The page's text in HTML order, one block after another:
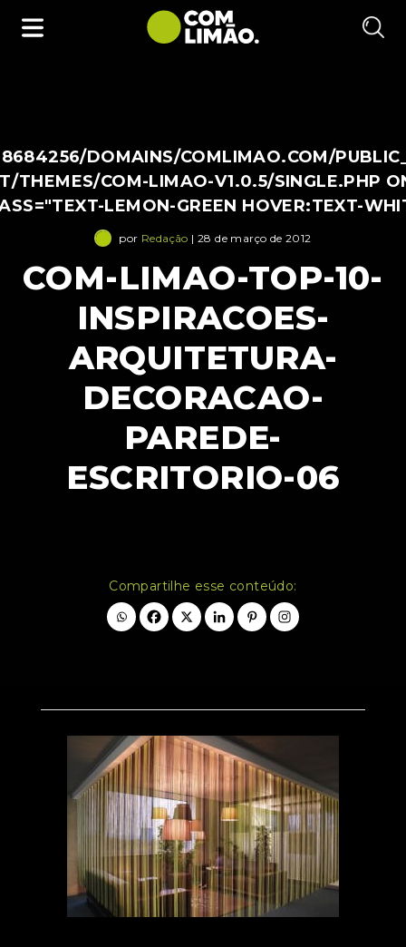
DOMAINS/COMLIMAO.COM/
THEMES/COM-LIMAO-V1.0.5/SINGLE.PHP
LEMON-GREEN HOVER:TEXT-
por Redação | 28 de março de 2012
COM-LIMAO-TOP-10-
INSPIRACOES-
ARQUITETURA-
DECORACAO-
PAREDE-
ESCRITORIO-06
Compartilhe esse conteúdo: